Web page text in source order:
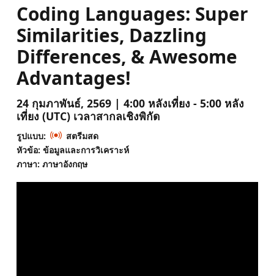
Coding Languages: Super
Similarities, Dazzling
Differences, & Awesome
Advantages!
24 กุมภาพันธ์, 2569 | 4:00 หลังเที่ยง - 5:00 หลัง
เที่ยง (UTC) เวลาสากลเชิงพิกัด
รูปแบบ:
สตรีมสด
หัวข้อ: ข้อมูลและการวิเคราะห์
ภาษา: ภาษาอังกฤษ